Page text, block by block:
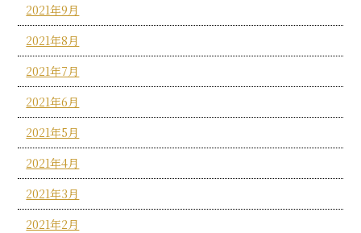
2021年9月
2021年8月
2021年7月
2021年6月
2021年5月
2021年4月
2021年3月
2021年2月